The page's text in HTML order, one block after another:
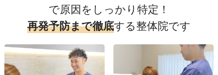
で原因をしっかり特定！
再発予防まで徹底する整体院です